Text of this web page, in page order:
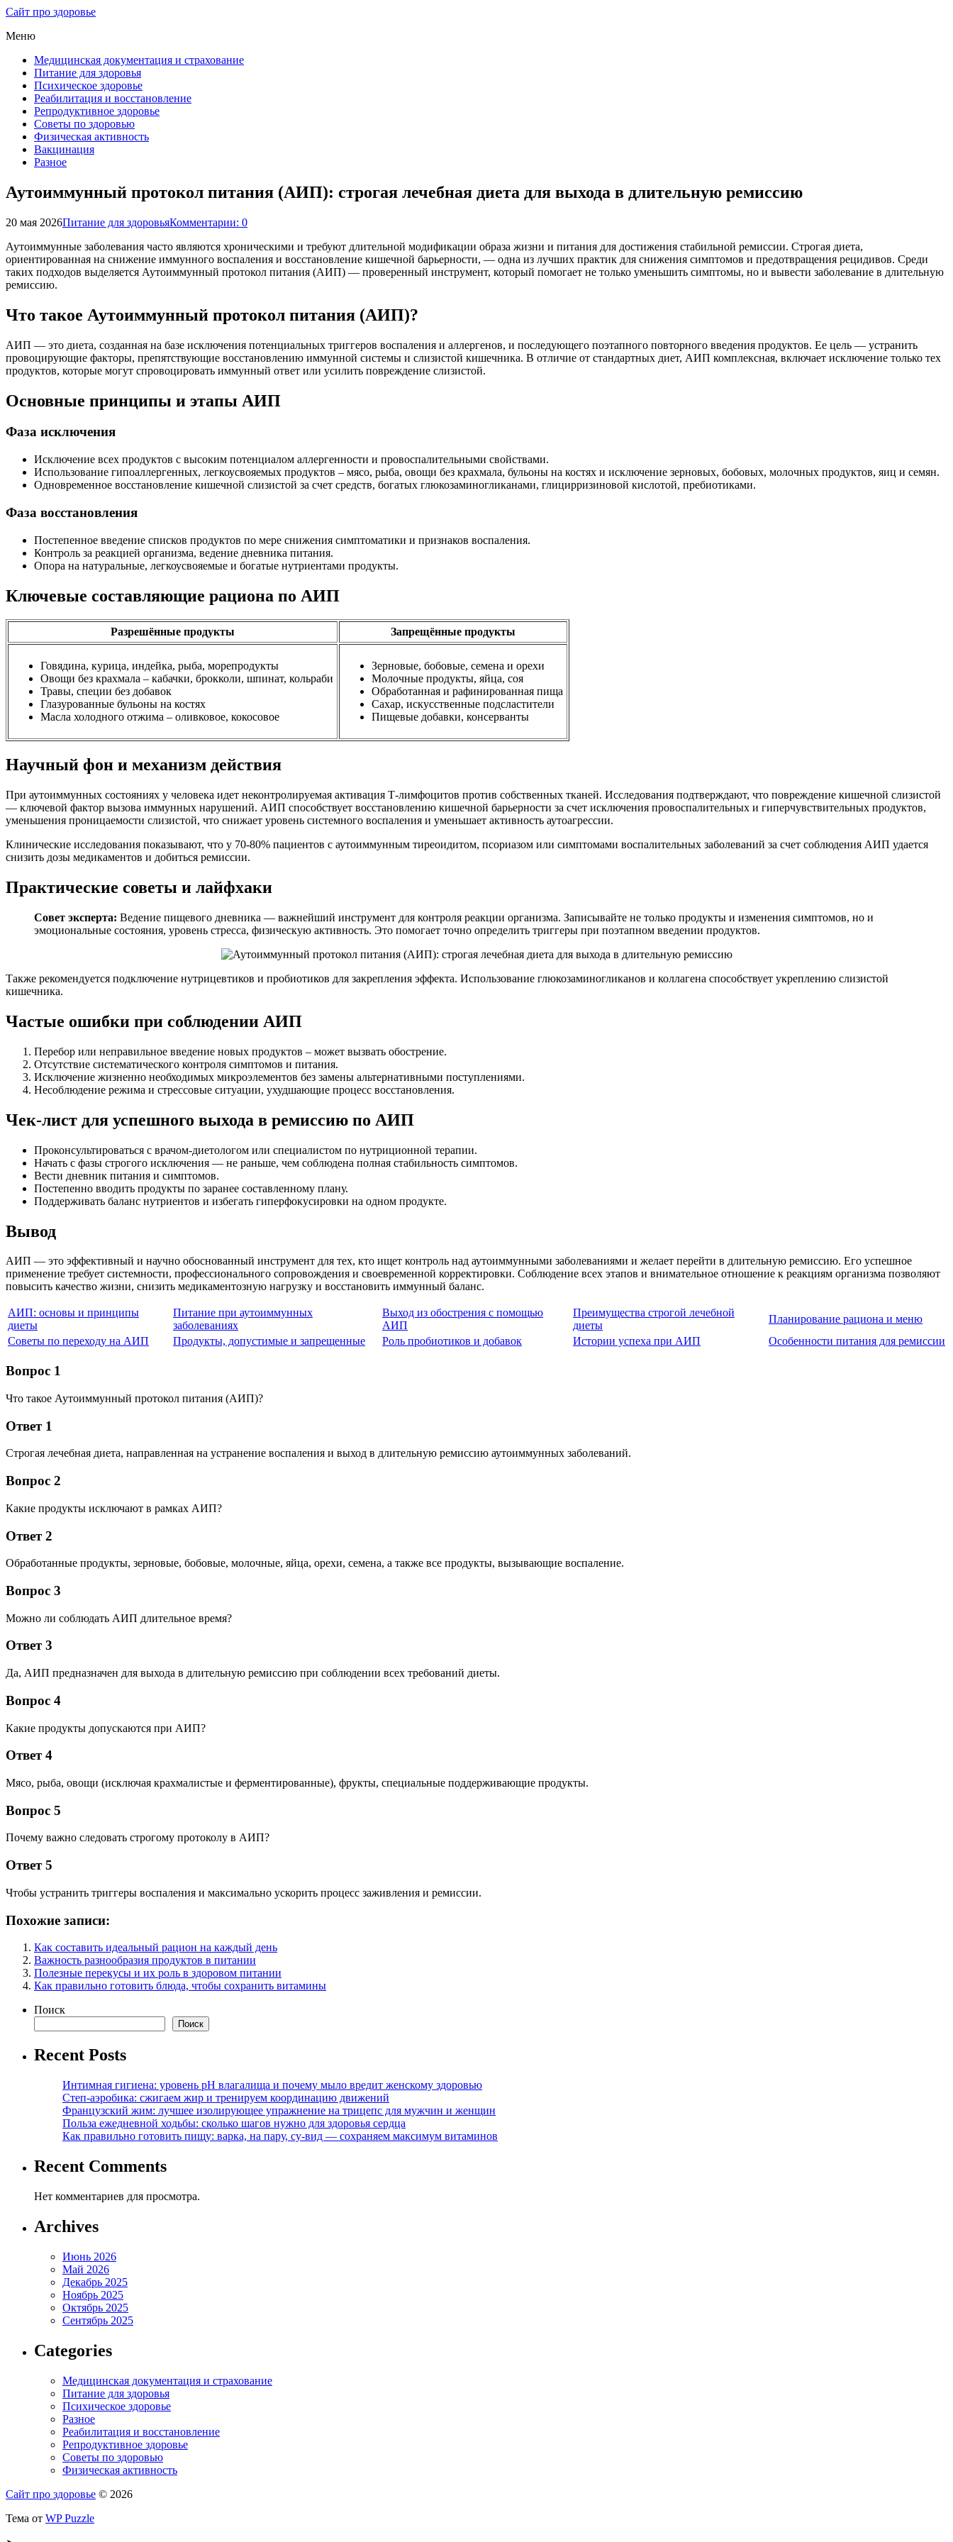
Сайт про здоровье
Меню
Медицинская документация и страхование
Питание для здоровья
Психическое здоровье
Реабилитация и восстановление
Репродуктивное здоровье
Советы по здоровью
Физическая активность
Вакцинация
Разное
Аутоиммунный протокол питания (АИП): строгая лечебная диета для выхода в длительную ремиссию
20 мая 2026Питание для здоровьяКомментарии: 0
Аутоиммунные заболевания часто являются хроническими и требуют длительной модификации образа жизни и питания для достижения стабильной ремиссии. Строгая диета,
ориентированная на снижение иммунного воспаления и восстановление кишечной барьерности, — одна из лучших практик для снижения симптомов и предотвращения рецидивов. Среди
таких подходов выделяется Аутоиммунный протокол питания (АИП) — проверенный инструмент, который помогает не только уменьшить симптомы, но и вывести заболевание в длительную
ремиссию.
Что такое Аутоиммунный протокол питания (АИП)?
АИП — это диета, созданная на базе исключения потенциальных триггеров воспаления и аллергенов, и последующего поэтапного повторного введения продуктов. Ее цель — устранить
провоцирующие факторы, препятствующие восстановлению иммунной системы и слизистой кишечника. В отличие от стандартных диет, АИП комплексная, включает исключение только тех
продуктов, которые могут спровоцировать иммунный ответ или усилить повреждение слизистой.
Основные принципы и этапы АИП
Фаза исключения
Исключение всех продуктов с высоким потенциалом аллергенности и провоспалительными свойствами.
Использование гипоаллергенных, легкоусвояемых продуктов – мясо, рыба, овощи без крахмала, бульоны на костях и исключение зерновых, бобовых, молочных продуктов, яиц и семян.
Одновременное восстановление кишечной слизистой за счет средств, богатых глюкозаминогликанами, глицирризиновой кислотой, пребиотиками.
Фаза восстановления
Постепенное введение списков продуктов по мере снижения симптоматики и признаков воспаления.
Контроль за реакцией организма, ведение дневника питания.
Опора на натуральные, легкоусвояемые и богатые нутриентами продукты.
Ключевые составляющие рациона по АИП
Разрешённые продукты Запрещённые продукты
Говядина, курица, индейка, рыба, морепродукты
Овощи без крахмала – кабачки, брокколи, шпинат, кольраби
Травы, специи без добавок
Глазурованные бульоны на костях
Масла холодного отжима – оливковое, кокосовое
Зерновые, бобовые, семена и орехи
Молочные продукты, яйца, соя
Обработанная и рафинированная пища
Сахар, искусственные подсластители
Пищевые добавки, консерванты
Научный фон и механизм действия
При аутоиммунных состояниях у человека идет неконтролируемая активация Т-лимфоцитов против собственных тканей. Исследования подтверждают, что повреждение кишечной слизистой
— ключевой фактор вызова иммунных нарушений. АИП способствует восстановлению кишечной барьерности за счет исключения провоспалительных и гиперчувствительных продуктов,
уменьшения проницаемости слизистой, что снижает уровень системного воспаления и уменьшает активность аутоагрессии.
Клинические исследования показывают, что у 70-80% пациентов с аутоиммунным тиреоидитом, псориазом или симптомами воспалительных заболеваний за счет соблюдения АИП удается
снизить дозы медикаментов и добиться ремиссии.
Практические советы и лайфхаки
Совет эксперта: Ведение пищевого дневника — важнейший инструмент для контроля реакции организма. Записывайте не только продукты и изменения симптомов, но и
эмоциональные состояния, уровень стресса, физическую активность. Это помогает точно определить триггеры при поэтапном введении продуктов.
Также рекомендуется подключение нутрицевтиков и пробиотиков для закрепления эффекта. Использование глюкозаминогликанов и коллагена способствует укреплению слизистой
кишечника.
Частые ошибки при соблюдении АИП
Перебор или неправильное введение новых продуктов – может вызвать обострение.
Отсутствие систематического контроля симптомов и питания.
Исключение жизненно необходимых микроэлементов без замены альтернативными поступлениями.
Несоблюдение режима и стрессовые ситуации, ухудшающие процесс восстановления.
Чек-лист для успешного выхода в ремиссию по АИП
Проконсультироваться с врачом-диетологом или специалистом по нутриционной терапии.
Начать с фазы строгого исключения — не раньше, чем соблюдена полная стабильность симптомов.
Вести дневник питания и симптомов.
Постепенно вводить продукты по заранее составленному плану.
Поддерживать баланс нутриентов и избегать гиперфокусировки на одном продукте.
Вывод
АИП — это эффективный и научно обоснованный инструмент для тех, кто ищет контроль над аутоиммунными заболеваниями и желает перейти в длительную ремиссию. Его успешное
применение требует системности, профессионального сопровождения и своевременной корректировки. Соблюдение всех этапов и внимательное отношение к реакциям организма позволяют
повысить качество жизни, снизить медикаментозную нагрузку и восстановить иммунный баланс.
АИП: основы и принципы
диеты
Питание при аутоиммунных
заболеваниях
Выход из обострения с помощью
АИП
Преимущества строгой лечебной
диеты
Планирование рациона и меню
Советы по переходу на АИП
Продукты, допустимые и запрещенные Роль пробиотиков и добавок Истории успеха при АИП Особенности питания для ремиссии
Вопрос 1
Что такое Аутоиммунный протокол питания (АИП)?
Ответ 1
Строгая лечебная диета, направленная на устранение воспаления и выход в длительную ремиссию аутоиммунных заболеваний.
Вопрос 2
Какие продукты исключают в рамках АИП?
Ответ 2
Обработанные продукты, зерновые, бобовые, молочные, яйца, орехи, семена, а также все продукты, вызывающие воспаление.
Вопрос 3
Можно ли соблюдать АИП длительное время?
Ответ 3
Да, АИП предназначен для выхода в длительную ремиссию при соблюдении всех требований диеты.
Вопрос 4
Какие продукты допускаются при АИП?
Ответ 4
Мясо, рыба, овощи (исключая крахмалистые и ферментированные), фрукты, специальные поддерживающие продукты.
Вопрос 5
Почему важно следовать строгому протоколу в АИП?
Ответ 5
Чтобы устранить триггеры воспаления и максимально ускорить процесс заживления и ремиссии.
Похожие записи:
Как составить идеальный рацион на каждый день
Важность разнообразия продуктов в питании
Полезные перекусы и их роль в здоровом питании
Как правильно готовить блюда, чтобы сохранить витамины
Поиск
Поиск
Recent Posts
Интимная гигиена: уровень pH влагалища и почему мыло вредит женскому здоровью
Степ-аэробика: сжигаем жир и тренируем координацию движений
Французский жим: лучшее изолирующее упражнение на трицепс для мужчин и женщин
Польза ежедневной ходьбы: сколько шагов нужно для здоровья сердца
Как правильно готовить пищу: варка, на пару, су-вид — сохраняем максимум витаминов
Recent Comments
Нет комментариев для просмотра.
Archives
Июнь 2026
Май 2026
Декабрь 2025
Ноябрь 2025
Октябрь 2025
Сентябрь 2025
Categories
Медицинская документация и страхование
Питание для здоровья
Психическое здоровье
Разное
Реабилитация и восстановление
Репродуктивное здоровье
Советы по здоровью
Физическая активность
Сайт про здоровье © 2026
Тема от WP Puzzle